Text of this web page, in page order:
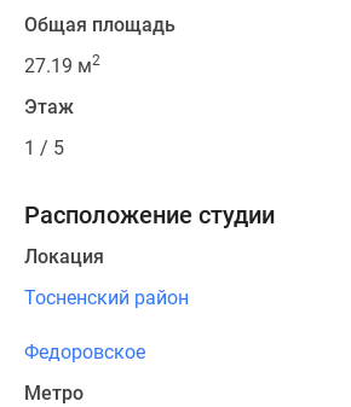
Общая площадь
27.19 м2
Этаж
1 / 5
Расположение студии
Локация
Тосненский район
Федоровское
Метро